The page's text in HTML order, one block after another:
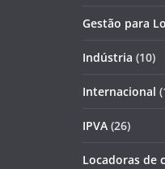
Gestão para
Indústria (10)
Internacional
IPVA (26)
Locadoras de